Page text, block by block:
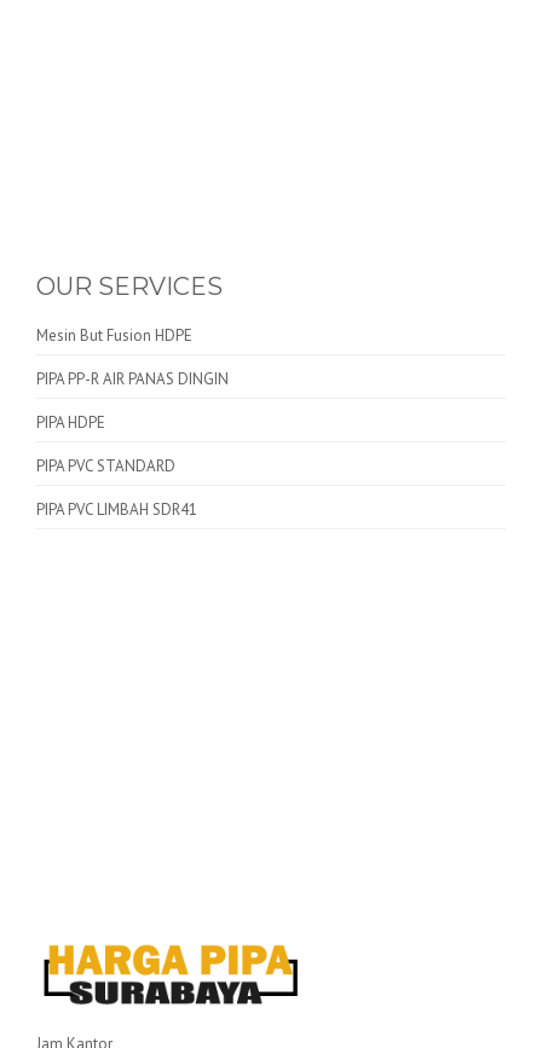
OUR SERVICES
Mesin But Fusion HDPE
PIPA PP-R AIR PANAS DINGIN
PIPA HDPE
PIPA PVC STANDARD
PIPA PVC LIMBAH SDR41
Jam Kantor